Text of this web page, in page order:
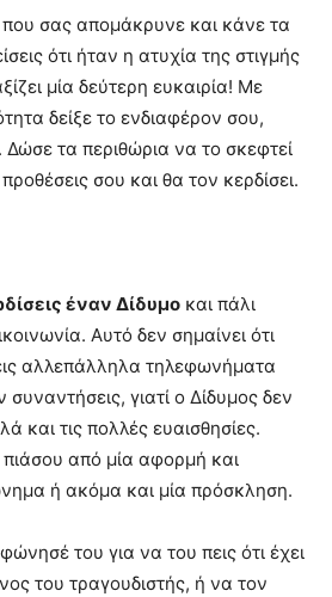
που σας απομάκρυνε και κάνε τα
ότι ήταν η ατυχία της στιγμής
μία δεύτερη ευκαιρία! Με
δείξε το ενδιαφέρον σου,
Δώσε τα περιθώρια να το σκεφτεί
προθέσεις σου και θα τον κερδίσει.
έναν Δίδυμο και πάλι
Αυτό δεν σημαίνει ότι
αλλεπάλληλα τηλεφωνήματα
γιατί ο Δίδυμος δεν
και τις πολλές ευαισθησίες.
από μία αφορμή και
ή ακόμα και μία πρόσκληση.
του για να του πεις ότι έχει
του τραγουδιστής, ή να τον